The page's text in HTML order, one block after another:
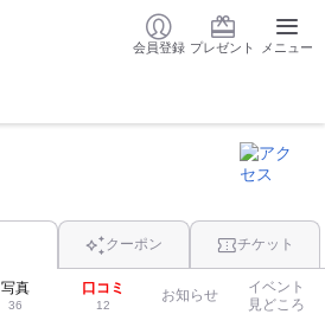
会員登録 プレゼント メニュー
クーポン チケット
写真
36
口コミ
12
お知らせ
イベント
見どころ